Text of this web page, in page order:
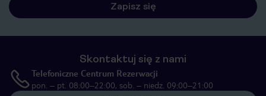
Zapisz się
Skontaktuj się z nami
Telefoniczne Centrum Rezerwacji
pon. – pt. 08:00–22:00, sob. – niedz. 09:00–21:00